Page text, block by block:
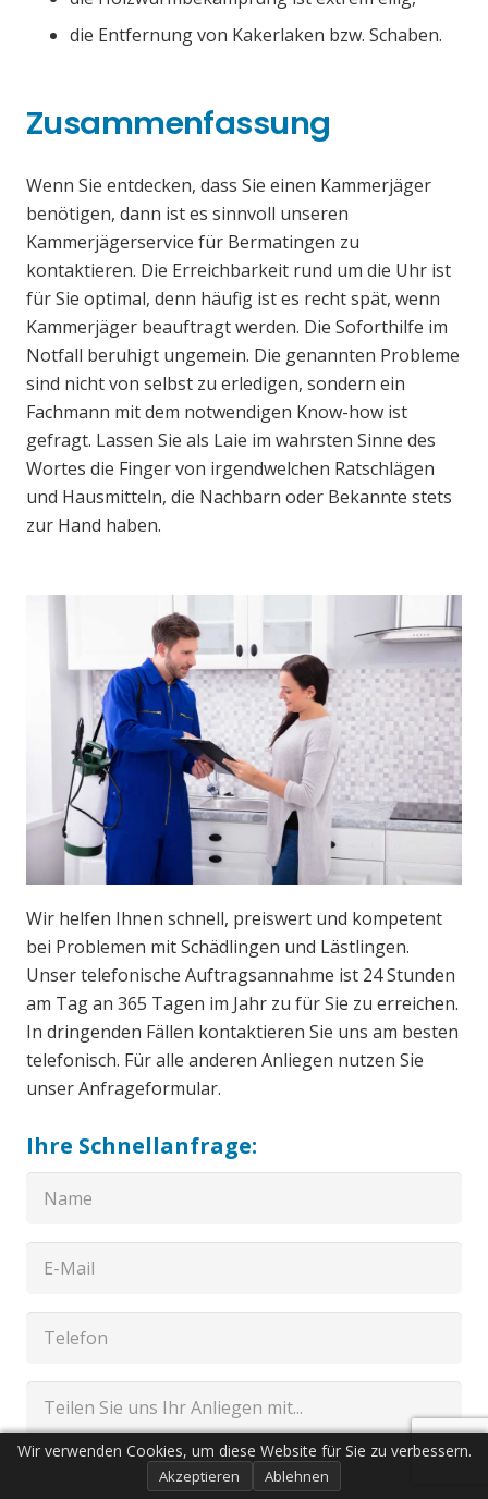
die Entfernung von Kakerlaken bzw. Schaben.
Zusammenfassung
Wenn Sie entdecken, dass Sie einen Kammerjäger
benötigen, dann ist es sinnvoll unseren
Kammerjägerservice für Bermatingen zu
kontaktieren. Die Erreichbarkeit rund um die Uhr ist
für Sie optimal, denn häufig ist es recht spät, wenn
Kammerjäger beauftragt werden. Die Soforthilfe im
Notfall beruhigt ungemein. Die genannten Probleme
sind nicht von selbst zu erledigen, sondern ein
Fachmann mit dem notwendigen Know-how ist
gefragt. Lassen Sie als Laie im wahrsten Sinne des
Wortes die Finger von irgendwelchen Ratschlägen
und Hausmitteln, die Nachbarn oder Bekannte stets
zur Hand haben.
Wir helfen Ihnen schnell, preiswert und kompetent
bei Problemen mit Schädlingen und Lästlingen.
Unser telefonische Auftragsannahme ist 24 Stunden
am Tag an 365 Tagen im Jahr zu für Sie zu erreichen.
In dringenden Fällen kontaktieren Sie uns am besten
telefonisch. Für alle anderen Anliegen nutzen Sie
unser Anfrageformular.
Ihre Schnellanfrage:
Wir verwenden Cookies, um diese Website für Sie zu verbessern.
Akzeptieren Ablehnen